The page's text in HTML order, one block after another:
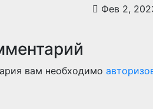
Фев 2,
вам необходимо